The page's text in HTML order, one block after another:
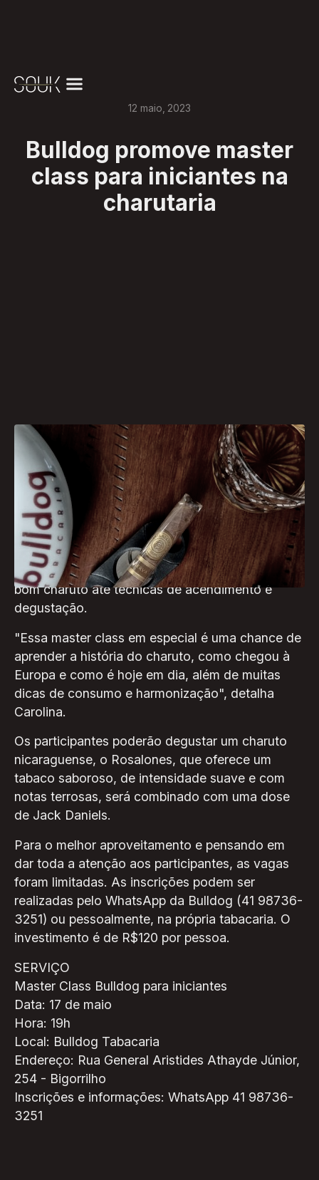
12 maio 2023
Bulldog promove master
class para iniciantes na
charutaria
Carolina Macedo e Walter Macedo, sócios da
Bulldog e especialistas com ampla experiência no
mercado da charutaria, guiarão uma master class
para iniciantes no dia 17 de maio, a partir das 19h.
Será uma noite regada a curiosidades e
ensinamentos, que vão desde a escolha de um
bom charuto até técnicas de acendimento e
degustação.
"Essa master class em especial é uma chance de
aprender a história do charuto, como chegou à
Europa e como é hoje em dia, além de muitas
dicas de consumo e harmonização", detalha
Carolina.
Os participantes poderão degustar um charuto
nicaraguense, o Rosalones, que oferece um
tabaco saboroso, de intensidade suave e com
notas terrosas, será combinado com uma dose
de Jack Daniels.
Para o melhor aproveitamento e pensando em
dar toda a atenção aos participantes, as vagas
foram limitadas. As inscrições podem ser
realizadas pelo WhatsApp da Bulldog (41 98736-
3251) ou pessoalmente, na própria tabacaria. O
investimento é de R$120 por pessoa.
SERVIÇO
Master Class Bulldog para iniciantes
Data: 17 de maio
Hora: 19h
Local: Bulldog Tabacaria
Endereço: Rua General Aristides Athayde Júnior,
254 - Bigorrilho
Inscrições e informações: WhatsApp 41 98736-
3251